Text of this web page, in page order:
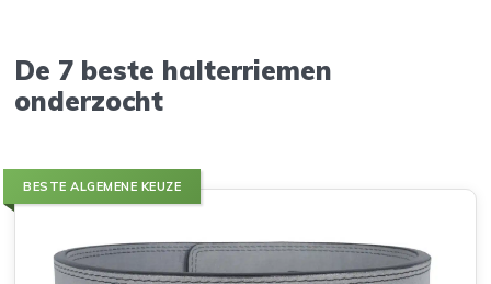
De 7 beste halterriemen
onderzocht
BESTE ALGEMENE KEUZE